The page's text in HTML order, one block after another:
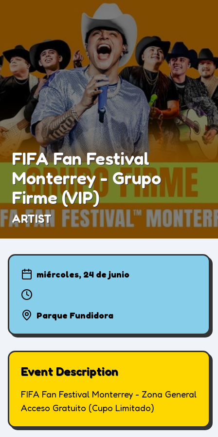
FIFA Fan Festival
Monterrey - Grupo
Firme (VIP)
ARTIST
miércoles, 24 de junio
Parque Fundidora
Event Description
FIFA Fan Festival Monterrey - Zona General
Acceso Gratuito (Cupo Limitado)